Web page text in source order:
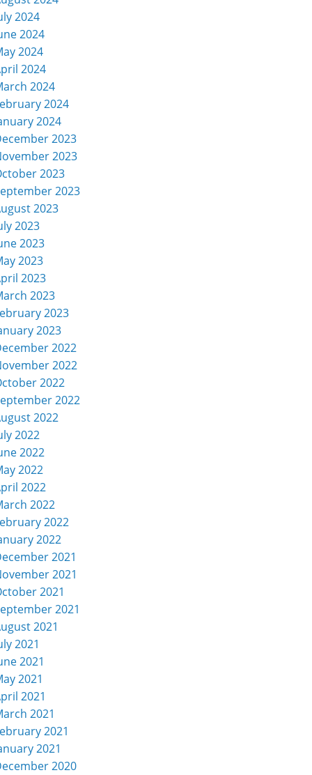
2024
2024
2024
2024
2024
2024
2024
2023
2023
2023
2023
2023
2023
2023
2023
2023
2023
2023
2023
2022
2022
2022
2022
2022
2022
2022
2022
2022
2022
2022
2022
2021
2021
2021
2021
2021
2021
2021
2021
2021
2021
2021
2021
2020